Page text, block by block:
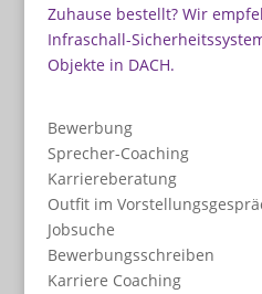
Zuhause bestellt? Wir
Infraschall-
Objekte in DACH.
Bewerbung
Sprecher-Coaching
Karriereberatung
Outfit im
Jobsuche
Bewerbungsschreiben
Karriere Coaching